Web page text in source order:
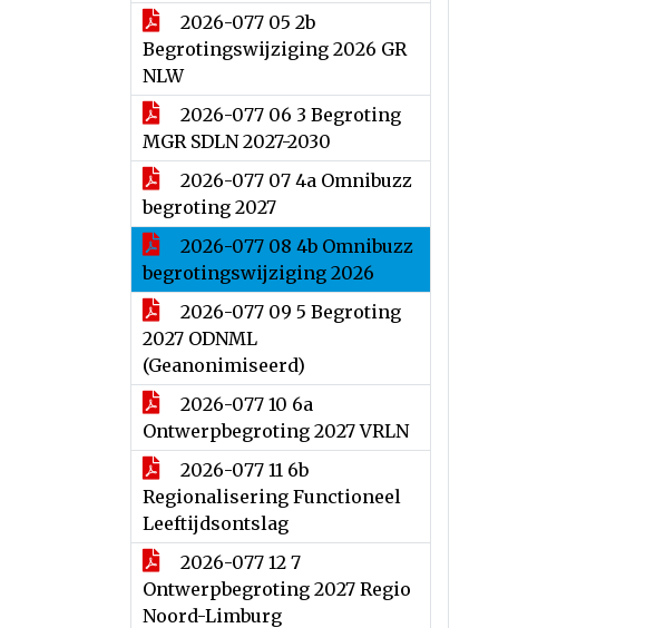
2026-077 05 2b
Begrotingswijziging 2026 GR
NLW
2026-077 06 3 Begroting
MGR SDLN 2027-2030
2026-077 07 4a Omnibuzz
begroting 2027
2026-077 08 4b Omnibuzz
begrotingswijziging 2026
2026-077 09 5 Begroting
2027 ODNML
(Geanonimiseerd)
2026-077 10 6a
Ontwerpbegroting 2027 VRLN
2026-077 11 6b
Regionalisering Functioneel
Leeftijdsontslag
2026-077 12 7
Ontwerpbegroting 2027 Regio
Noord-Limburg